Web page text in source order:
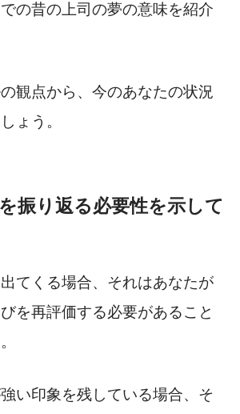
の昔の上司の夢の意味を紹介
観点から、今のあなたの状況
ょう。
振り返る必要性を示して
てくる場合、それはあなたが
を再評価する必要があること
い印象を残している場合、そ